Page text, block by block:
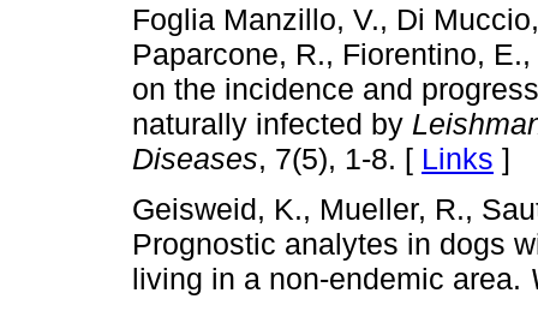
Foglia Manzillo, V., Di
Paparcone, R., Fiorentino,
on the incidence and
naturally infected by
Diseases, 7(5), 1-8. [ Links ]
Geisweid, K., Mueller, R.,
Prognostic analytes in dogs
living in a non-endemic area.